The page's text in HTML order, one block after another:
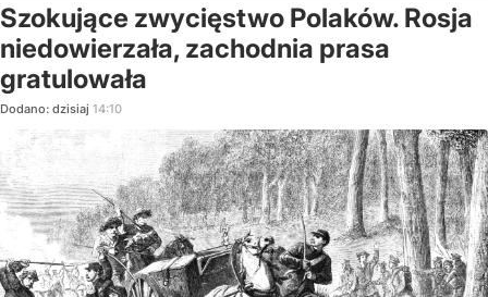
Szokujące zwycięstwo Polaków. Rosja
niedowierzała, zachodnia prasa
gratulowała
Dodano: dzisiaj 14:10